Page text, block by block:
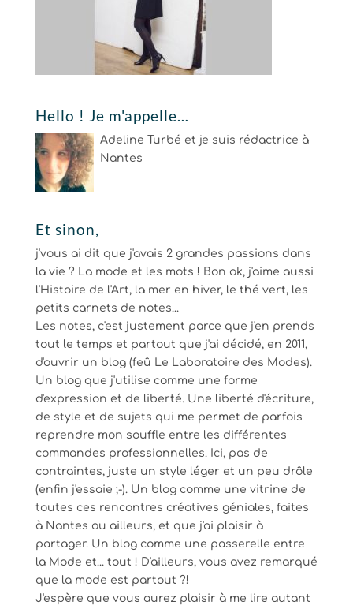
Hello ! Je m'appelle…
Adeline Turbé et je suis rédactrice à
Nantes
Et sinon,
j'vous ai dit que j'avais 2 grandes passions dans
la vie ? La mode et les mots ! Bon ok, j'aime aussi
l'Histoire de l'Art, la mer en hiver, le thé vert, les
petits carnets de notes...
Les notes, c'est justement parce que j'en prends
tout le temps et partout que j'ai décidé, en 2011,
d'ouvrir un blog (feû Le Laboratoire des Modes).
Un blog que j'utilise comme une forme
d'expression et de liberté. Une liberté d'écriture,
de style et de sujets qui me permet de parfois
reprendre mon souffle entre les différentes
commandes professionnelles. Ici, pas de
contraintes, juste un style léger et un peu drôle
(enfin j'essaie ;-). Un blog comme une vitrine de
toutes ces rencontres créatives géniales, faites
à Nantes ou ailleurs, et que j'ai plaisir à
partager. Un blog comme une passerelle entre
la Mode et... tout ! D'ailleurs, vous avez remarqué
que la mode est partout ?!
J'espère que vous aurez plaisir à me lire autant